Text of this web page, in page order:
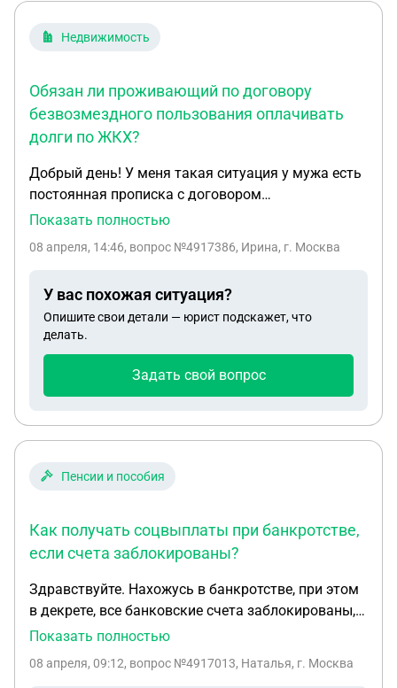
Недвижимость
Обязан ли проживающий по договору
безвозмездного пользования оплачивать
долги по ЖКХ?
Добрый день! У меня такая ситуация у мужа есть
постоянная прописка с договором
безвозмездного пользования жилым
коммунальных услуг обязан ли муж их
Показать полностью
08 апреля, 14:46, вопрос №4917386, Ирина, г. Москва
У вас похожая ситуация?
Опишите свои детали — юрист подскажет, что
делать.
Задать свой вопрос
Пенсии и пособия
Как получать соцвыплаты при банкротстве,
если счета заблокированы?
Здравствуйте. Нахожусь в банкротстве, при этом
в декрете, все банковские счета заблокированы,
денежные средства могу снять только с
долго, как мне можно перевести соц. выплаты из
Показать полностью
08 апреля, 09:12, вопрос №4917013, Наталья, г. Москва